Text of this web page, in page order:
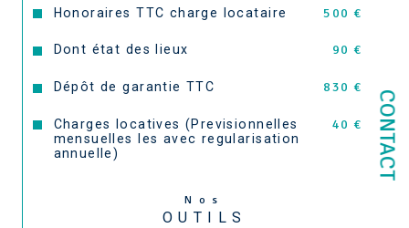
CONTACT
Honoraires TTC charge locataire 500 €
Dont état des lieux 90 €
Dépôt de garantie TTC 830 €
Charges locatives (Previsionnelles
mensuelles les avec regularisation
annuelle)
40 €
Nos
OUTILS